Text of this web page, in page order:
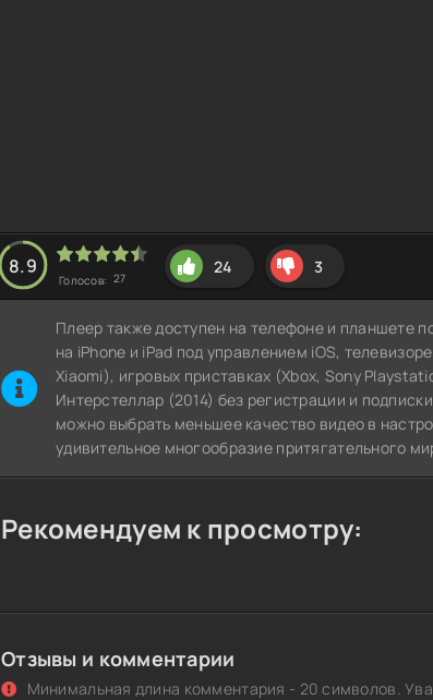
8.9
Голосов: 27
24 3
Плеер также доступен на телефоне и планшете
на iPhone и iPad под управлением iOS,
Xiaomi), игровых приставках (Xbox, Sony
Интерстеллар (2014) без регистрации и
можно выбрать меньшее качество видео в
удивительное многообразие притягательного
Рекомендуем к просмотру:
Отзывы и комментарии
Минимальная длина комментария - 20 символов.